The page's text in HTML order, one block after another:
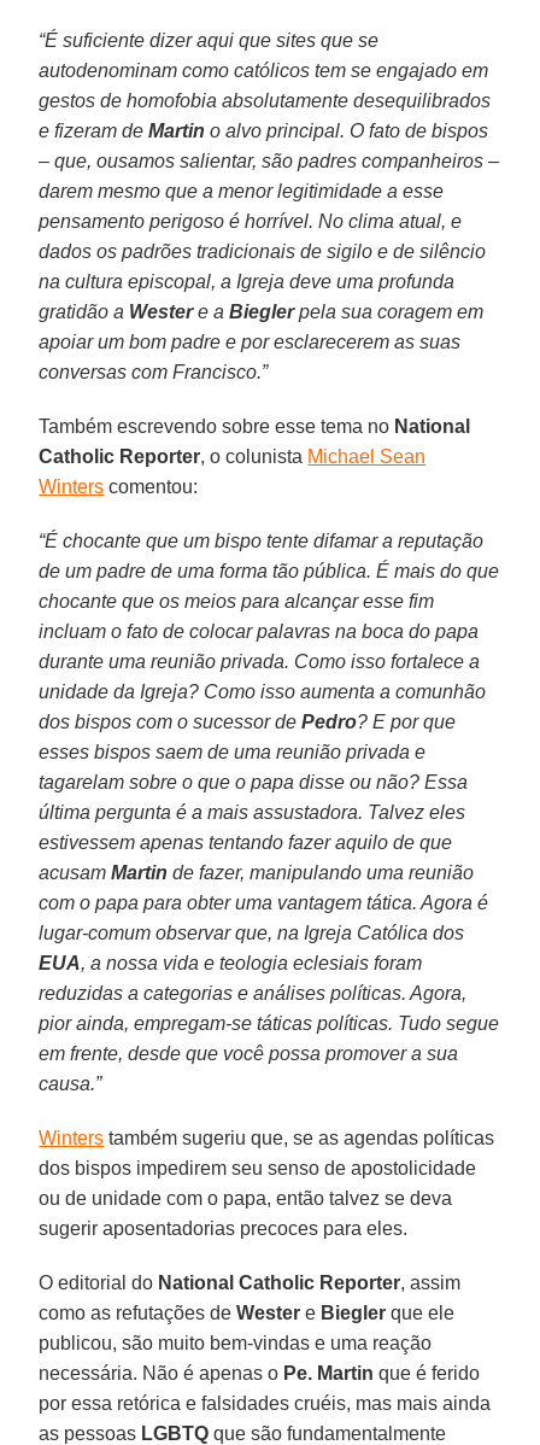
“É suficiente dizer aqui que sites que se
autodenominam como católicos tem se engajado em
gestos de homofobia absolutamente desequilibrados
e fizeram deMartin o alvo principal. O fato de bispos
– que, ousamos salientar, são padres companheiros –
darem mesmo que a menor legitimidade a esse
pensamento perigoso é horrível. No clima atual, e
dados os padrões tradicionais de sigilo e de silêncio
na cultura episcopal, a Igreja deve uma profunda
gratidão a Westere aBieglerpela sua coragem em
apoiar um bom padre e por esclarecerem as suas
conversas com Francisco.”
Também escrevendo sobre esse tema no National
Catholic Reporter, o colunista Michael Sean
Winters comentou:
“É chocante que um bispo tente difamar a reputação
de um padre de uma forma tão pública. É mais do que
chocante que os meios para alcançar esse fim
incluam o fato de colocar palavras na boca do papa
durante uma reunião privada. Como isso fortalece a
unidade da Igreja? Como isso aumenta a comunhão
dos bispos com o sucessor dePedro? E por que
esses bispos saem de uma reunião privada e
tagarelam sobre o que o papa disse ou não? Essa
última pergunta é a mais assustadora. Talvez eles
estivessem apenas tentando fazer aquilo de que
acusamMartin de fazer, manipulando uma reunião
com o papa para obter uma vantagem tática. Agora é
lugar-comum observar que, na Igreja Católica dos
EUA, a nossa vida e teologia eclesiais foram
reduzidas a categorias e análises políticas. Agora,
pior ainda, empregam-se táticas políticas. Tudo segue
em frente, desde que você possa promover a sua
causa.”
Winters também sugeriu que, se as agendas políticas
dos bispos impedirem seu senso de apostolicidade
ou de unidade com o papa, então talvez se deva
sugerir aposentadorias precoces para eles.
O editorial do National Catholic Reporter, assim
como as refutações deWester e Biegler que ele
publicou, são muito bem-vindas e uma reação
necessária. Não é apenas o Pe. Martin que é ferido
por essa retórica e falsidades cruéis, mas mais ainda
as pessoas LGBTQ que são fundamentalmente